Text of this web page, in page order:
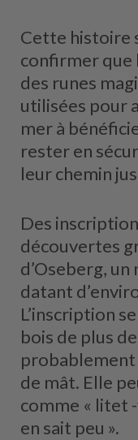
Cette histoire
confirmer que
des runes
utilisées pour
mer à
rester en
leur chemin
Des
découvertes
d’Oseberg,
datant
L’inscription
bois de plus
probablement
de mât. Elle
comme « litet
en sait peu ».